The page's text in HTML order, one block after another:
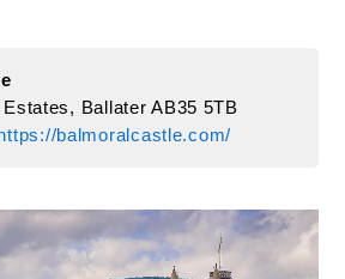
Ballater AB35 5TB
https://balmoralcastle.com/